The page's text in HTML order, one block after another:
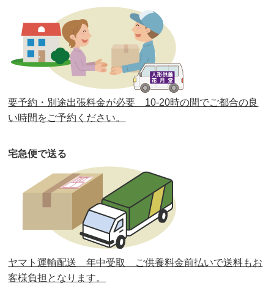
第39回人形供養祭令和2年10月22日(木)
第38回人形供養祭 令和2年8月26日(水)
第37回人形供養祭 令和2年6月8日(月)
第36回人形供養祭 令和2年4月16日(木)
第35回人形供養祭令和2年2月13日(木)
第33回人形供養祭
第32回人形供養祭 令和元年6月12日(水)
第31回人形供養祭 平成31年3月13日(水)
第30回人形供養祭平成30年11月28日(水)
第29回人形供養祭平成30年5月23日(水)
要予約・別途出張料金が必要 10-20時の間でご都合の良
い時間をご予約ください。
宅急便で送る
ヤマト運輸配送 年中受取 ご供養料金前払いで送料もお
客様負担となります。